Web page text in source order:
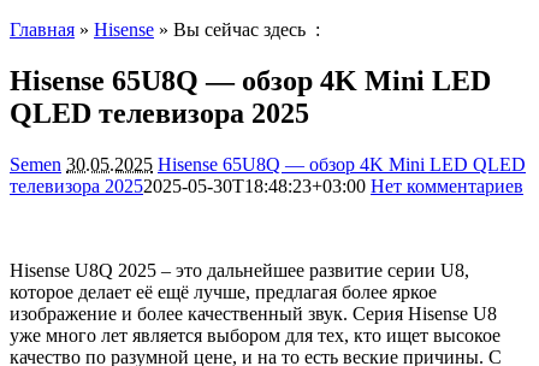
Главная » Hisense » Вы сейчас здесь :
Hisense 65U8Q — обзор 4K Mini LED
QLED телевизора 2025
Semen 30.05.2025 Hisense 65U8Q — обзор 4K Mini LED QLED
телевизора 20252025-05-30T18:48:23+03:00 Нет комментариев
Hisense U8Q 2025 – это дальнейшее развитие серии U8,
которое делает её ещё лучше, предлагая более яркое
изображение и более качественный звук. Серия Hisense U8
уже много лет является выбором для тех, кто ищет высокое
качество по разумной цене, и на то есть веские причины. С